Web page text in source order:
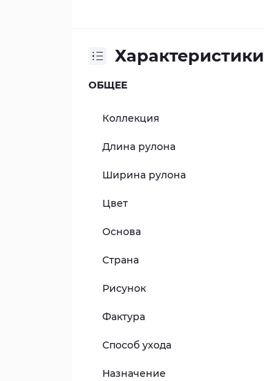
Характеристики
ОБЩЕЕ
Коллекция
Длина рулона
Ширина рулона
Цвет
Основа
Страна
Рисунок
Фактура
Способ ухода
Назначение